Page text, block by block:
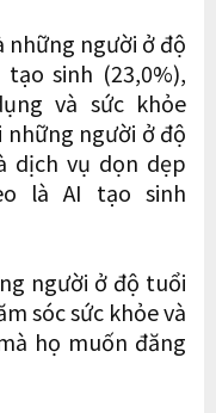
những người ở độ
sinh (23,0%),
và sức khỏe
những người ở độ
dịch vụ dọn dẹp
là AI tạo sinh
người ở độ tuổi
sóc sức khỏe và
họ muốn đăng